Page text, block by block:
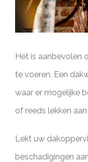
Het is aanbevolen
te voeren. Een
waar er mogelijke
of reeds lekken
Lekt uw
beschadigingen